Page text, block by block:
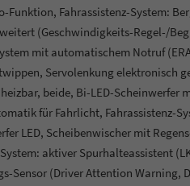
Fahrassistenz-System:
(Geschwindigkeits-Regel-/
mit automatischem Notruf
Servolenkung elektronisch
beide, Bi-LED-Scheinwerfer
für Fahrlicht, Fahrassistenz-
LED, Scheibenwischer mit
aktiver Spurhalteassistent
Sensor (Driver Attention Warning,